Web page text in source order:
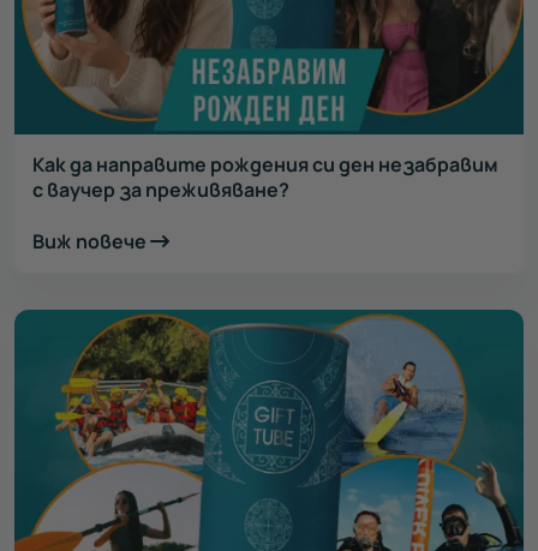
Как да направите рождения си ден незабравим
с ваучер за преживяване?
Виж повече